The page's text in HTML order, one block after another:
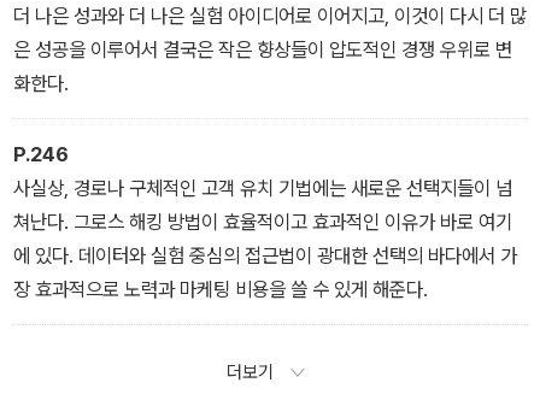
더 나은 성과와 더 나은 실험 아이디어로 이어지고, 이것이 다시 더 많
은 성공을 이루어서 결국은 작은 향상들이 압도적인 경쟁 우위로 변
화한다.
P.246
사실상, 경로나 구체적인 고객 유치 기법에는 새로운 선택지들이 넘
쳐난다. 그로스 해킹 방법이 효율적이고 효과적인 이유가 바로 여기
에 있다. 데이터와 실험 중심의 접근법이 광대한 선택의 바다에서 가
장 효과적으로 노력과 마케팅 비용을 쓸 수 있게 해준다.
더보기